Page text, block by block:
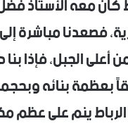
مباشرة إلى
من أعلى الجبل،
بعظمة بنائه
ينم على عظم